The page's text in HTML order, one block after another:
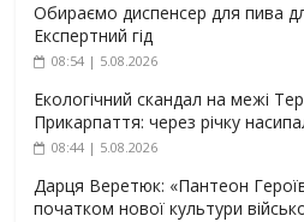
Обираємо диспенсер для пива
Експертний гід
08:54 | 5.08.2026
Екологічний скандал на межі
Прикарпаття: через річку
08:44 | 5.08.2026
Дарця Веретюк: «Пантеон
початком нової культури